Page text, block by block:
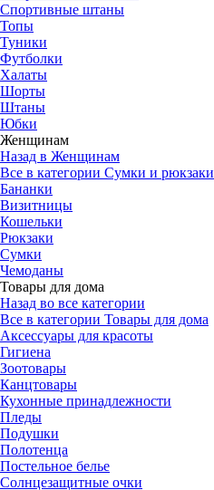
Спортивные штаны
Топы
Туники
Футболки
Халаты
Шорты
Штаны
Юбки
Женщинам
Назад в Женщинам
Все в категории Сумки и рюкзаки
Бананки
Визитницы
Кошельки
Рюкзаки
Сумки
Чемоданы
Товары для дома
Назад во все категории
Все в категории Товары для дома
Аксессуары для красоты
Гигиена
Зоотовары
Канцтовары
Кухонные принадлежности
Пледы
Подушки
Полотенца
Постельное белье
Солнцезащитные очки